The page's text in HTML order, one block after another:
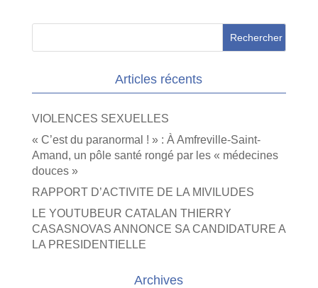
Articles récents
VIOLENCES SEXUELLES
« C’est du paranormal ! » : À Amfreville-Saint-
Amand, un pôle santé rongé par les « médecines
douces »
RAPPORT D’ACTIVITE DE LA MIVILUDES
LE YOUTUBEUR CATALAN THIERRY
CASASNOVAS ANNONCE SA CANDIDATURE A
LA PRESIDENTIELLE
Archives